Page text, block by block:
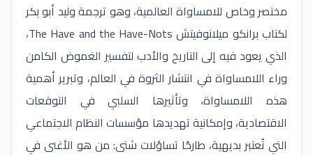
مختصر وخاص للامساواة العالمية، وهو ترجمة وليد أبو بكر
لكتاب برانكو ميلانوفيتش The Have and the Have-Nots،
الذي يعود فيه إلى التاريخ والأدب لتفسير الغموض الكامن
وراء اللامساواة في انتشار الثروة في العالم، وتبرير أهمية
هذه اللامساواة، وتأثيرها السلبي في التوقعات
الاقتصادية، وإمكانية تهديدها مؤسسات النظام الاجتماعي
التي تُعتبر بديهية، طارحًا تساؤلات شتى: من هو الأغنى في